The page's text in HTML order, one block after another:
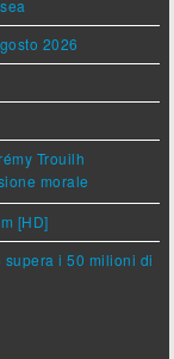
2026
Trouilh
morale
[HD]
supera i 50 milioni di